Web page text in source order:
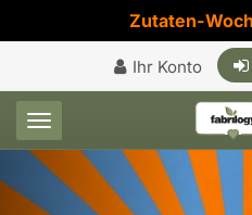
Zutaten-
Ihr Konto
Toggle navigation